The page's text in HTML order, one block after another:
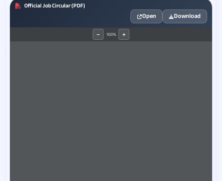
Official Job Circular (PDF)
Open Download
− 100% +